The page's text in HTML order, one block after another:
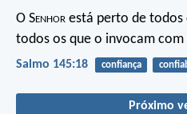
O Senhor está perto de todos
todos os que o invocam com
Salmo 145:18 confiança
Próximo